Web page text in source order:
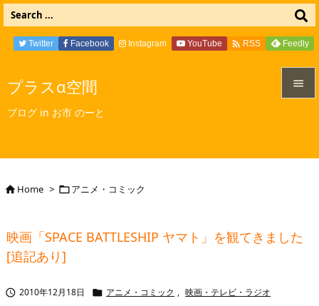
プラスα空間
ブログ in お市 のーと

次へ
Twitter Facebook Instagram YouTube  RSS Feedly
Home > アニメ・コミック
映画「SPACE BATTLESHIP ヤマト」を観てきました
[追記あり]
 2010年12月18日  アニメ・コミック , 映画・テレビ・ラジオ